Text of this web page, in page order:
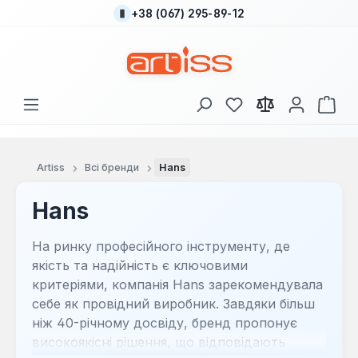
Перейти до основного вмісту
+38 (067) 295-89-12
У вас є 0 у списку
Artiss Всі бренди Hans
Hans
На ринку професійного інструменту, де
якість та надійність є ключовими
критеріями, компанія Hans зарекомендувала
себе як провідний виробник. Завдяки більш
ніж 40-річному досвіду, бренд пропонує
високоякісні рішення, що відповідають